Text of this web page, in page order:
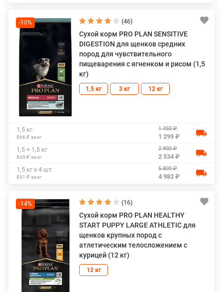
-10% (46)
Сухой корм PRO PLAN SENSITIVE
DIGESTION для щенков средних
пород для чувствительного
пищеварения с ягненком и рисом (1,5
кг)
1,5 кг 3 кг 12 кг
1,5 кг
866 ₽ за кг
1 450 ₽
1 299 ₽
1,5 + 1,5 кг
845 ₽ за кг
2 900 ₽
2 534 ₽
1,5 кг х 4 шт
831 ₽ за кг
5 800 ₽
4 982 ₽
-14% (16)
Сухой корм PRO PLAN HEALTHY
START PUPPY LARGE ATHLETIC для
щенков крупных пород с
атлетическим телосложением с
курицей (12 кг)
12 кг